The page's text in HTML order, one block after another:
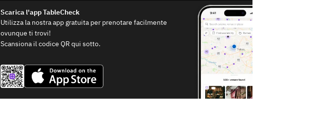
Scarica l'app TableCheck
Utilizza la nostra app gratuita per prenotare facilmente
ovunque ti trovi!
Scansiona il codice QR qui sotto.